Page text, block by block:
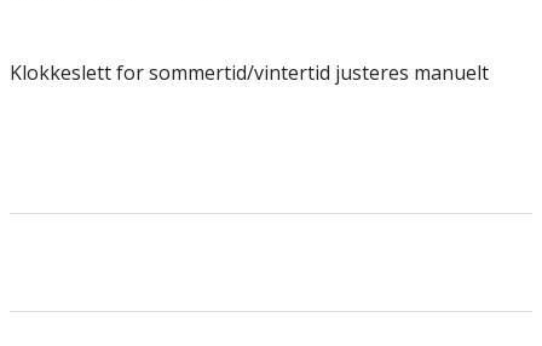
Klokkeslett for sommertid/vintertid justeres manuelt